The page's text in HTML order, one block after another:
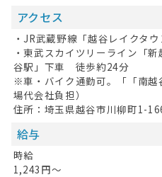
アクセス
・JR武蔵野線「越谷レイクタ
・東武スカイツリーライン「
谷駅」下車 徒歩約24分
※車・バイク通勤可。「「南越
場代会社負担）
住所：埼玉県越谷市川柳町1-
給与
時給
1,243円～